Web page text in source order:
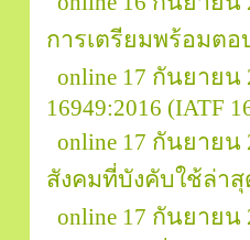
การเตรียมพร้อมต
online 17 กันยาย
16949:2016 (IATF
online 17 กันยาย
สังคมที่บังคับใช้ล่าสุ
online 17 กันยาย